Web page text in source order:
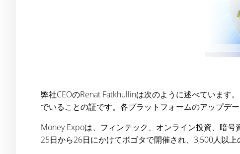
弊社CEOのRenat Fatkhullinは次のように述べています
でいることの証です。各プラットフォームのアップデ
Money Expoは、フィンテック、オンライン投資、暗
25日から26日にかけてボゴタで開催され、3,500人以